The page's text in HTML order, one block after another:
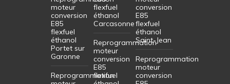
moteur
conversion
E85
flexfuel
éthanol
Portet sur
Garonne
Reprogrammation
flexfuel
éthanol
Carcasonne
Reprogrammation
moteur
conversion
E85
flexfuel
conversion
E85
flexfuel
éthanol
Saint-Jean
Reprogrammation
moteur
conversion